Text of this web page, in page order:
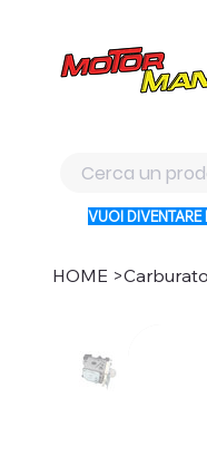
VUOI DIVENTARE
HOME >